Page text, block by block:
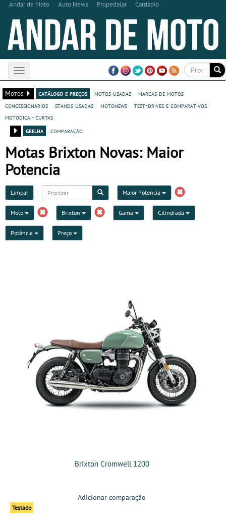
Andar de Moto Auto News Propedalar Cardápio
Toggle
navigation
Motos
catálogo e preços motos usadas
marcas de motos
concessionários
stands usadas motonews
test-drives e comparativos
motodica - curtas
grelha
comparação
Motas Brixton Novas: Maior
Potencia
Limpar Maior Potencia
Moto Brixton Gama Cilindrada
Potência Preço
Brixton Cromwell 1200
Adicionar comparação
Testado